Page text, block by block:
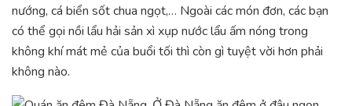
nướng, cá biển sốt chua ngọt,… Ngoài các món đơn, các bạn
có thể gọi nồi lẩu hải sản xì xụp nước lẩu ấm nóng trong
không khí mát mẻ của buổi tối thì còn gì tuyệt vời hơn phải
không nào.